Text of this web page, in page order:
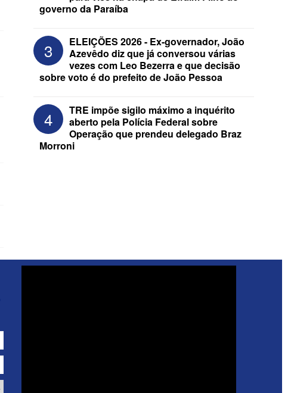
Assista à transmissão das convenções
de 2026 na Paraíba
governo da Paraíba
3
ELEIÇÕES 2026 - Ex-governador, João
Azevêdo diz que já conversou várias
vezes com Leo Bezerra e que decisão
sobre voto é do prefeito de João Pessoa
4
TRE impõe sigilo máximo a inquérito
aberto pela Polícia Federal sobre
Operação que prendeu delegado Braz
Morroni